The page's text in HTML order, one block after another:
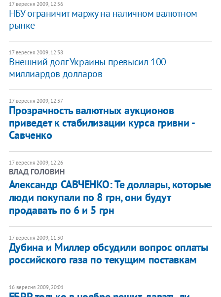
17 вересня 2009, 12:56
НБУ ограничит маржу на наличном валютном
рынке
17 вересня 2009, 12:38
Внешний долг Украины превысил 100
миллиардов долларов
17 вересня 2009, 12:37
Прозрачность валютных аукционов
приведет к стабилизации курса гривни -
Савченко
17 вересня 2009, 12:26
ВЛАД ГОЛОВИН
Александр САВЧЕНКО: Те доллары, которые
люди покупали по 8 грн, они будут
продавать по 6 и 5 грн
17 вересня 2009, 11:30
Дубина и Миллер обсудили вопрос оплаты
российского газа по текущим поставкам
16 вересня 2009, 20:01